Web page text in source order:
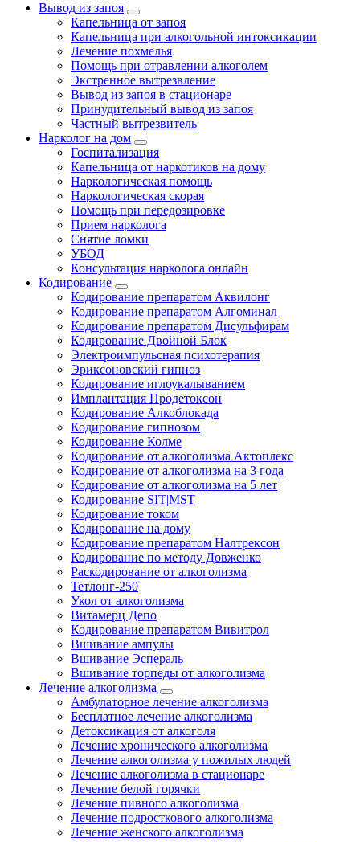
Вывод из запоя
Капельница от запоя
Капельница при алкогольной интоксикации
Лечение похмелья
Помощь при отравлении алкоголем
Экстренное вытрезвление
Вывод из запоя в стационаре
Принудительный вывод из запоя
Частный вытрезвитель
Нарколог на дом
Госпитализация
Капельница от наркотиков на дому
Наркологическая помощь
Наркологическая скорая
Помощь при передозировке
Прием нарколога
Снятие ломки
УБОД
Консультация нарколога онлайн
Кодирование
Кодирование препаратом Аквилонг
Кодирование препаратом Алгоминал
Кодирование препаратом Дисульфирам
Кодирование Двойной Блок
Электроимпульсная психотерапия
Эриксоновский гипноз
Кодирование иглоукалыванием
Имплантация Продетоксон
Кодирование Алкоблокада
Кодирование гипнозом
Кодирование Колме
Кодирование от алкоголизма Актоплекс
Кодирование от алкоголизма на 3 года
Кодирование от алкоголизма на 5 лет
Кодирование SIT|MST
Кодирование током
Кодирование на дому
Кодирование препаратом Налтрексон
Кодирование по методу Довженко
Раскодирование от алкоголизма
Тетлонг-250
Укол от алкоголизма
Витамерц Депо
Кодирование препаратом Вивитрол
Вшивание ампулы
Вшивание Эспераль
Вшивание торпеды от алкоголизма
Лечение алкоголизма
Амбулаторное лечение алкоголизма
Бесплатное лечение алкоголизма
Детоксикация от алкоголя
Лечение хронического алкоголизма
Лечение алкоголизма у пожилых людей
Лечение алкоголизма в стационаре
Лечение белой горячки
Лечение пивного алкоголизма
Лечение подросткового алкоголизма
Лечение женского алкоголизма